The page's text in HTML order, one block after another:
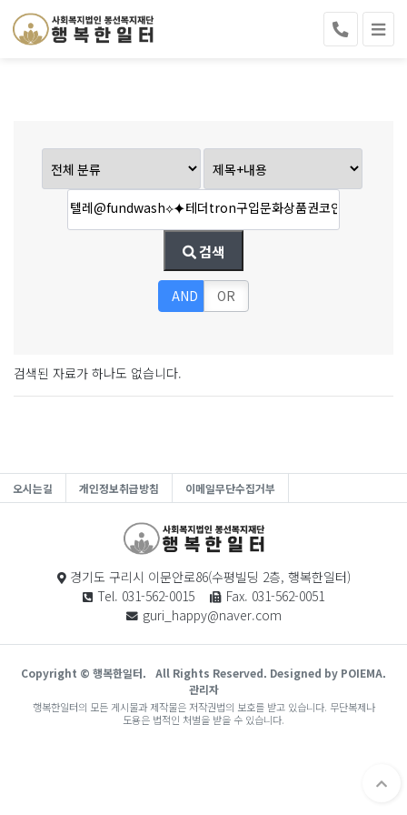
검색
AND OR
검색된 자료가 하나도 없습니다.
오시는길 개인정보취급방침 이메일무단수집거부
경기도 구리시 이문안로86(수평빌딩 2층, 행복한일터)
Tel. 031-562-0015
Fax. 031-562-0051
guri_happy@naver.com
Copyright © 행복한일터.
All Rights Reserved. Designed by POIEMA.
관리자
행복한일터의 모든 게시물과 제작물은 저작권법의 보호를 받고 있습니다. 무단복제나
도용은 법적인 처벌을 받을 수 있습니다.